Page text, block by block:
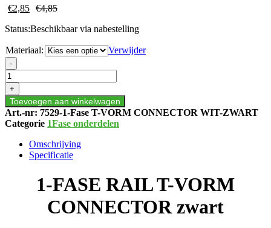
€2,85 €4,85
Status:Beschikbaar via nabestelling
Materiaal:
Verwijder
1-
FASE
RAIL
T-
VORM
CONNECTOR
zwart
-
+
Toevoegen aan winkelwagen
Art.-nr: 7529-1-Fase T-VORM CONNECTOR WIT-ZWART
Categorie 1Fase onderdelen
Omschrijving
Specificatie
1-FASE RAIL T-VORM
CONNECTOR zwart